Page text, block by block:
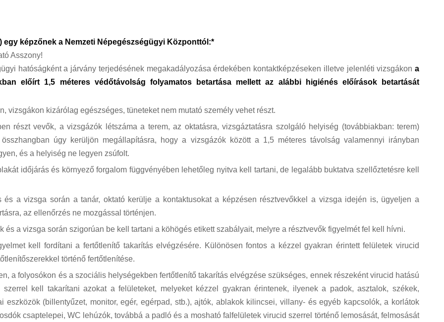
egy képzőnek a Nemzeti Népegészségügyi Központtól:*
Asszony!
hatóságként a járvány terjedésének megakadályozása érdekében kontaktképzéseken illetve jelenléti vizsgákon a
előírt 1,5 méteres védőtávolság folyamatos betartása mellett az alábbi higiénés előírások betartását
vizsgákon kizárólag egészséges, tüneteket nem mutató személy vehet részt.
részt vevők, a vizsgázók létszáma a terem, az oktatásra, vizsgáztatásra szolgáló helyiség (továbbiakban: terem)
összhangban úgy kerüljön megállapításra, hogy a vizsgázók között a 1,5 méteres távolság valamennyi irányban
és a helyiség ne legyen zsúfolt.
időjárás és környező forgalom függvényében lehetőleg nyitva kell tartani, de legalább buktatva szellőztetésre kell
és a vizsga során a tanár, oktató kerülje a kontaktusokat a képzésen résztvevőkkel a vizsga idején is, ügyeljen a
az ellenőrzés ne mozgással történjen.
és a vizsga során szigorúan be kell tartani a köhögés etikett szabályait, melyre a résztvevők figyelmét fel kell hívni.
kell fordítani a fertőtlenítő takarítás elvégzésére. Különösen fontos a kézzel gyakran érintett felületek virucid
történő fertőtlenítése.
a folyosókon és a szociális helységekben fertőtlenítő takarítás elvégzése szükséges, ennek részeként virucid hatású
szerrel kell takarítani azokat a felületeket, melyeket kézzel gyakran érintenek, ilyenek a padok, asztalok, székek,
eszközök (billentyűzet, monitor, egér, egérpad, stb.), ajtók, ablakok kilincsei, villany- és egyéb kapcsolók, a korlátok
csaptelepei, WC lehúzók, továbbá a padló és a mosható falfelületek virucid szerrel történő lemosását, felmosását